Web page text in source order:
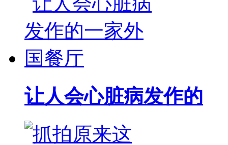
让人会心脏病发作的